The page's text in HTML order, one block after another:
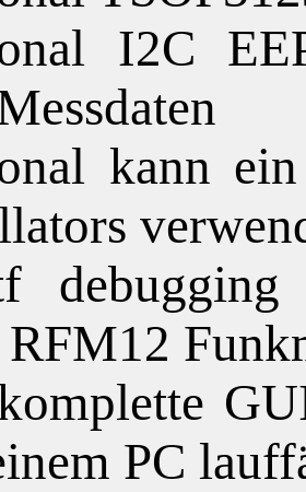
I2C
kann
RFM12
PC